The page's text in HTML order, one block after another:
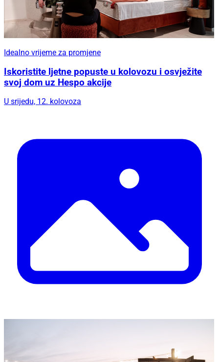
Idealno vrijeme za promjene
Iskoristite ljetne popuste u kolovozu i osvježite
svoj dom uz Hespo akcije
U srijedu, 12. kolovoza